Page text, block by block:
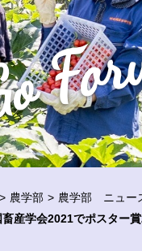
農学部
農学部 ニュー
産学会2021でポスター